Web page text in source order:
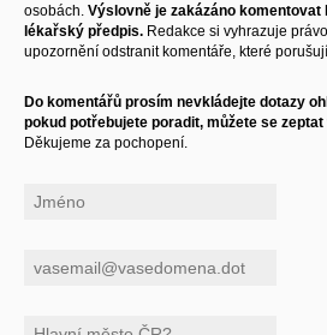
osobách. Výslovně je zakázáno
lékařský předpis. Redakce si vyhrazuje
upozornění odstranit komentáře, které
Do komentářů prosím nevkládejte dotazy
pokud potřebujete poradit, můžete se
Děkujeme za pochopení.